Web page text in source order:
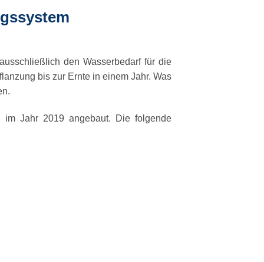
den Wasserbedarf für die
bis zur Ernte in einem Jahr. Was
im Jahr 2019 angebaut. Die folgende